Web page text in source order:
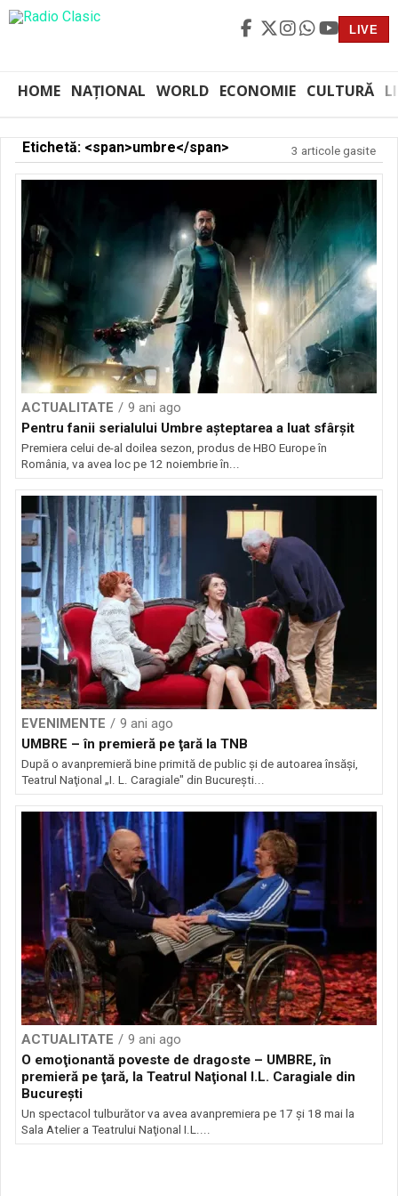
LIVE
HOME NAȚIONAL WORLD ECONOMIE CULTURĂ
Etichetă: <span>umbre</span> 3 articole gasite
ACTUALITATE
9 ani ago
Pentru fanii serialului Umbre așteptarea a luat sfârșit
Premiera celui de-al doilea sezon, produs de HBO Europe în
România, va avea loc pe 12 noiembrie în...
EVENIMENTE
9 ani ago
UMBRE – în premieră pe ţară la TNB
După o avanpremieră bine primită de public şi de autoarea însăşi,
Teatrul Naţional „I. L. Caragiale" din Bucureşti...
ACTUALITATE
9 ani ago
O emoţionantă poveste de dragoste – UMBRE, în
premieră pe ţară, la Teatrul Naţional I.L. Caragiale din
Bucureşti
Un spectacol tulburător va avea avanpremiera pe 17 şi 18 mai la
Sala Atelier a Teatrului Naţional I.L....